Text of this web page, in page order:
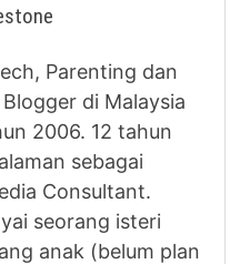
Parenting dan
di Malaysia
2006. 12 tahun
sebagai
Consultant.
seorang isteri
anak (belum plan